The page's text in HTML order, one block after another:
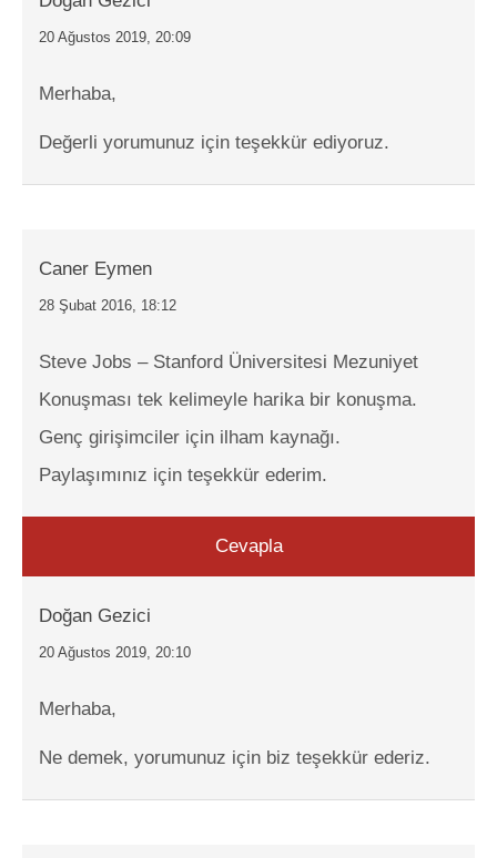
20 Ağustos 2019, 20:09
Merhaba,
Değerli yorumunuz için teşekkür ediyoruz.
Caner Eymen
28 Şubat 2016, 18:12
Steve Jobs – Stanford Üniversitesi Mezuniyet
Konuşması tek kelimeyle harika bir konuşma.
Genç girişimciler için ilham kaynağı.
Paylaşımınız için teşekkür ederim.
Cevapla
Doğan Gezici
20 Ağustos 2019, 20:10
Merhaba,
Ne demek, yorumunuz için biz teşekkür ederiz.